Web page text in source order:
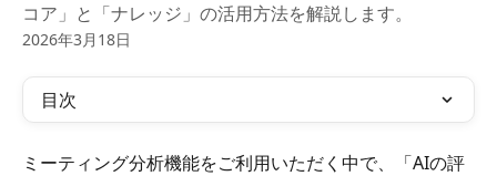
コア」と「ナレッジ」の活用方法を解説します。
2026年3月18日
目次
ミーティング分析機能をご利用いただく中で、「AIの評